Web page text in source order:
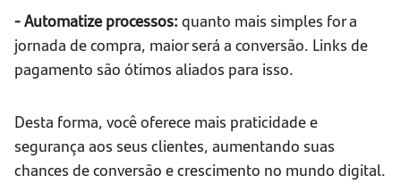
- Automatize processos: quanto mais simples for a
jornada de compra, maior será a conversão. Links de
pagamento são ótimos aliados para isso.
Desta forma, você oferece mais praticidade e
segurança aos seus clientes, aumentando suas
chances de conversão e crescimento no mundo digital.